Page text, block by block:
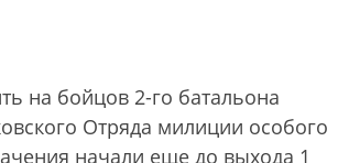
на бойцов 2-го батальона
Отряда милиции особого
начали еще до выхода 1